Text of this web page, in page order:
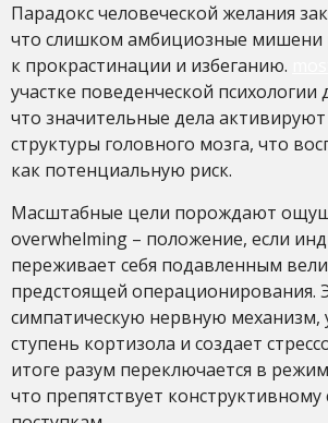
Парадокс человеческой желания
что слишком амбициозные мишени
к прокрастинации и избеганию.
участке поведенческой
что значительные дела
структуры головного мозга, что
как потенциальную риск.
Масштабные цели порождают
overwhelming – положение, если
переживает себя подавленным
предстоящей операционирования.
симпатическую нервную механизм,
ступень кортизола и создает
итоге разум переключается в
что препятствует